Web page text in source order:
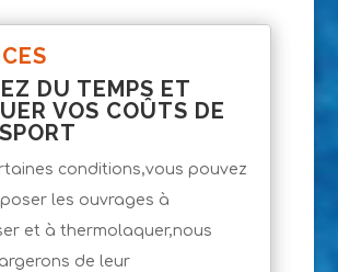
DU TEMPS ET
VOS COÛTS DE
conditions,vous pouvez
les ouvrages à
et à thermolaquer,nous
de leur